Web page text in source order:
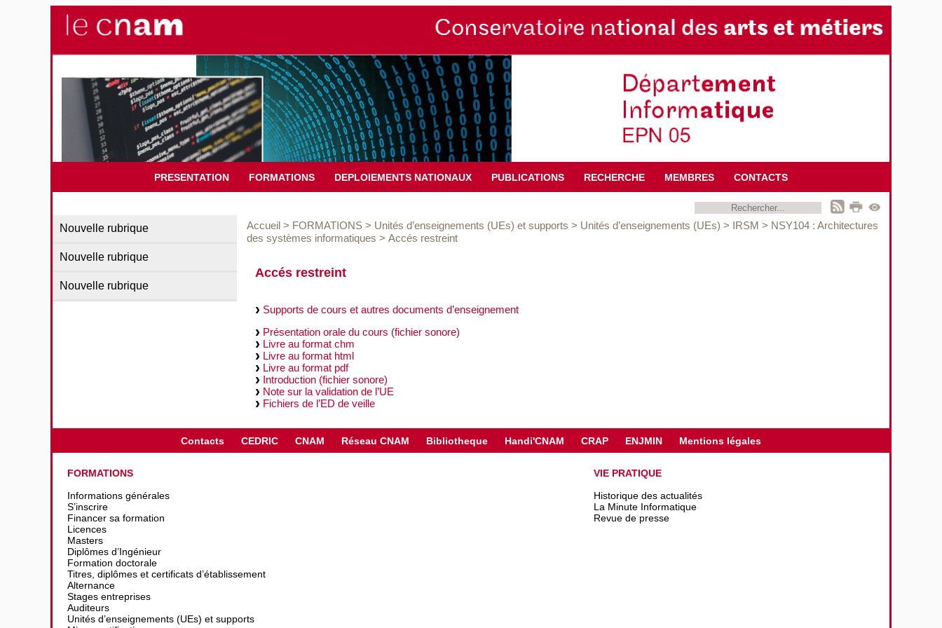
PRESENTATION FORMATIONS DEPLOIEMENTS NATIONAUX PUBLICATIONS RECHERCHE MEMBRES CONTACTS
Nouvelle rubrique
Nouvelle rubrique
Nouvelle rubrique
Accueil > FORMATIONS > Unités d’enseignements (UEs) et supports > Unités d’enseignements (UEs) > IRSM > NSY104 : Architectures
des systèmes informatiques > Accés restreint
Accés restreint
Supports de cours et autres documents d’enseignement
Présentation orale du cours (fichier sonore)
Livre au format chm
Livre au format html
Livre au format pdf
Introduction (fichier sonore)
Note sur la validation de l’UE
Fichiers de l’ED de veille
Contacts CEDRIC CNAM Réseau CNAM Bibliotheque Handi'CNAM CRAP ENJMIN Mentions légales
FORMATIONS
Informations générales
S’inscrire
Financer sa formation
Licences
Masters
Diplômes d’Ingénieur
Formation doctorale
Titres, diplômes et certificats d’établissement
Alternance
Stages entreprises
Auditeurs
Unités d’enseignements (UEs) et supports
VIE PRATIQUE
Historique des actualités
La Minute Informatique
Revue de presse